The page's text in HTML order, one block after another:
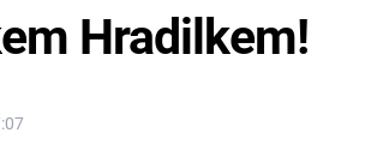
Hradilkem!